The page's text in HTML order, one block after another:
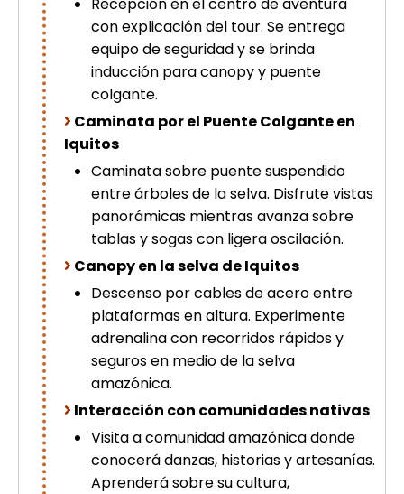
picchu
Tour de lujo Cusco 8 dias
Machupicchu + Hotel 4*
Tour Tiahuanaco desde Puno 1 día-
Puerta del Sol & Bolivia
Tour Uros Taquile 1 día | Salidas
desde Puno
con explicación del tour. Se entrega
equipo de seguridad y se brinda
inducción para canopy y puente
colgante.
Caminata por el Puente Colgante en
Iquitos
Caminata sobre puente suspendido
entre árboles de la selva. Disfrute vistas
panorámicas mientras avanza sobre
tablas y sogas con ligera oscilación.
Canopy en la selva de Iquitos
Descenso por cables de acero entre
plataformas en altura. Experimente
adrenalina con recorridos rápidos y
seguros en medio de la selva
amazónica.
Interacción con comunidades nativas
Visita a comunidad amazónica donde
conocerá danzas, historias y artesanías.
Aprenderá sobre su cultura,